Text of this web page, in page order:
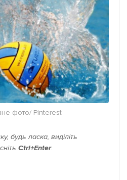
фото/ Pinterest
будь ласка, виділіть
Ctrl+Enter.